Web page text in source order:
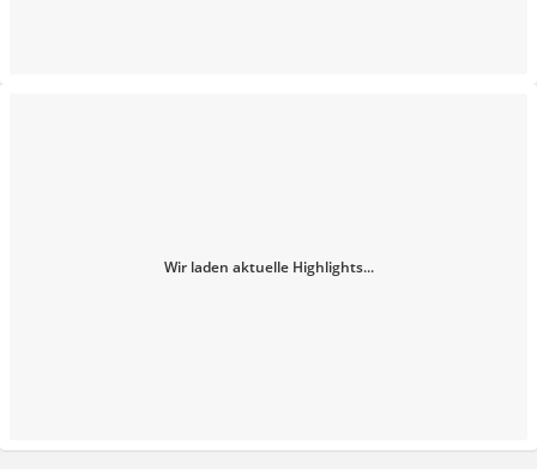
Wir laden aktuelle Highlights...